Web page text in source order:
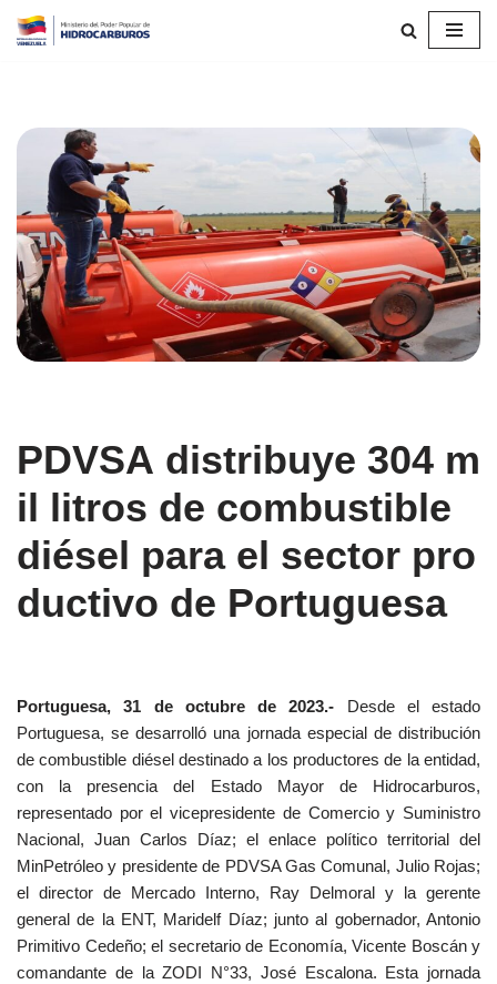
PDVSA distribuye 304 m
il litros de combustible
diésel para el sector pro
ductivo de Portuguesa
Portuguesa, 31 de octubre de 2023.- Desde el estado
Portuguesa, se desarrolló una jornada especial de distribución
de combustible diésel destinado a los productores de la entidad,
con la presencia del Estado Mayor de Hidrocarburos,
representado por el vicepresidente de Comercio y Suministro
Nacional, Juan Carlos Díaz; el enlace político territorial del
MinPetróleo y presidente de PDVSA Gas Comunal, Julio Rojas;
el director de Mercado Interno, Ray Delmoral y la gerente
general de la ENT, Maridelf Díaz; junto al gobernador, Antonio
Primitivo Cedeño; el secretario de Economía, Vicente Boscán y
comandante de la ZODI N°33, José Escalona. Esta jornada